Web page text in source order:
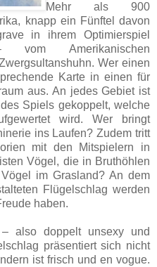
Mehr als 900
knapp ein Fünftel davon
in ihrem Optimierspiel
vom Amerikanischen
Wer einen
Karte in einen für
aus. An jedes Gebiet ist
Spiels gekoppelt, welche
wird. Wer bringt
ins Laufen? Zudem tritt
mit den Mitspielern in
Vögel, die in Bruthöhlen
im Grasland? An dem
Flügelschlag werden
haben.
also doppelt unsexy und
präsentiert sich nicht
ist frisch und en vogue.